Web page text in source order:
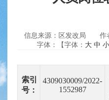
信息公开
互动交流
信息来源：区发改局 作
字体：【字体： 大 中 小
索引
号：
4309030009/2022-
1552987